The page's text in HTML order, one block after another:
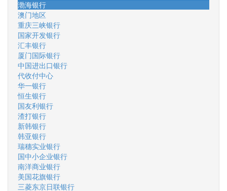
渤海银行
澳门地区
重庆三峡银行
国家开发银行
汇丰银行
厦门国际银行
中国进出口银行
代收付中心
华一银行
恒生银行
国友利银行
渣打银行
新韩银行
韩亚银行
瑞穗实业银行
国中小企业银行
南洋商业银行
美国花旗银行
三菱东京日联银行